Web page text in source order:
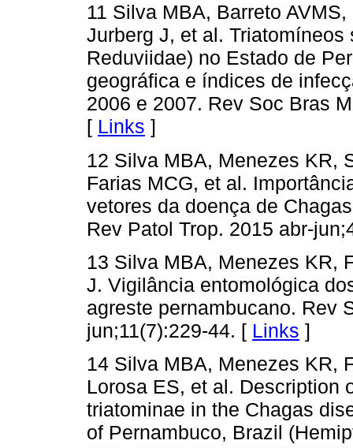
11 Silva MBA, Barreto
Jurberg J, et al.
Reduviidae) no Estado de
geográfica e índices de
2006 e 2007. Rev Soc Bras
[ Links ]
12 Silva MBA, Menezes KR,
Farias MCG, et al.
vetores da doença de
Rev Patol Trop. 2015 abr-
13 Silva MBA, Menezes KR,
J. Vigilância entomológica
agreste pernambucano. Rev
jun;11(7):229-44. [ Links ]
14 Silva MBA, Menezes KR,
Lorosa ES, et al. Description
triatominae in the Chagas
of Pernambuco, Brazil